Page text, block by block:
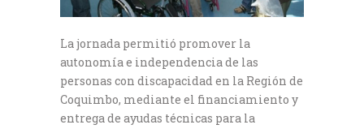
La jornada permitió promover la
autonomía e independencia de las
personas con discapacidad en la Región de
Coquimbo, mediante el financiamiento y
entrega de ayudas técnicas para la